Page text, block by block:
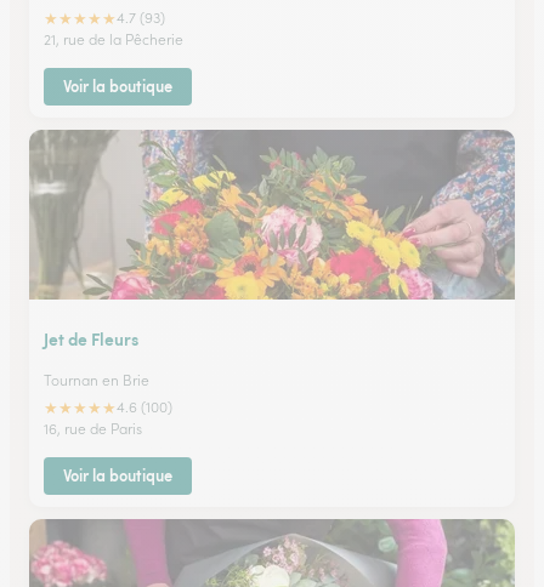
★★★★★4.7 (93)
21, rue de la Pêcherie
Voir la boutique
Jet de Fleurs
Tournan en Brie
★★★★★4.6 (100)
16, rue de Paris
Voir la boutique